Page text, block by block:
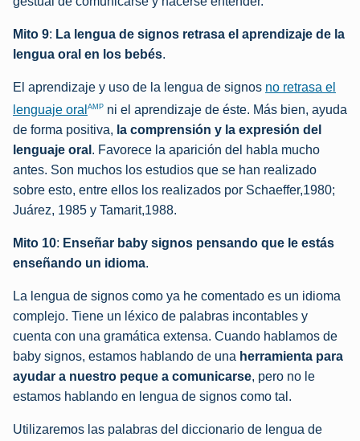
Mito 9: La lengua de signos retrasa el aprendizaje de la
lengua oral en los bebés.
El aprendizaje y uso de la lengua de signos no retrasa el
lenguaje oral AMP ni el aprendizaje de éste. Más bien, ayuda
de forma positiva, la comprensión y la expresión del
lenguaje oral . Favorece la aparición del habla mucho
antes. Son muchos los estudios que se han realizado
sobre esto, entre ellos los realizados por Schaeffer,1980;
Juárez, 1985 y Tamarit,1988.
Mito 10: Enseñar baby signos pensando que le estás
enseñando un idioma.
La lengua de signos como ya he comentado es un idioma
complejo. Tiene un léxico de palabras incontables y
cuenta con una gramática extensa. Cuando hablamos de
baby signos, estamos hablando de una herramienta para
ayudar a nuestro peque a comunicarse, pero no le
estamos hablando en lengua de signos como tal.
Utilizaremos las palabras del diccionario de lengua de